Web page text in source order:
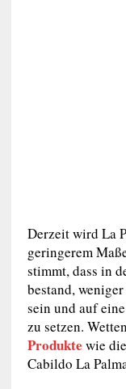
Derzeit wird La
geringerem
stimmt, dass in
bestand,
sein und auf eine
zu setzen.
Produkte wie
Cabildo La